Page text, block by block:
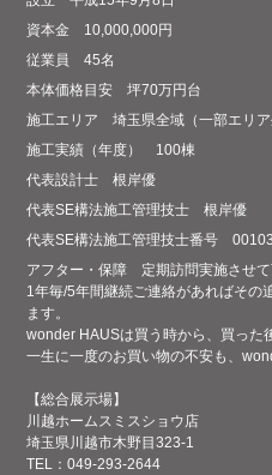
資本金
10,000,000円
従業員
45名
本体価格目安
坪70万円台
施工エリア
埼玉県全域（一部エリ
施工実績（年度）
100棟
代表設計士
根岸優
代表SE構法施工管理技士
根岸優
代表SE構法施工管理技士番号
アフター・保障
定期訪問実施させ
1年毎/5年間継続ご連絡があればその
ます。
wonder HAUSは買う時から、買った
一生に一度のお買い物の不安も、
【総合展示場】
川越ホームスミスショウ店
埼玉県川越市木野目323-1
TEL：049-293-2644